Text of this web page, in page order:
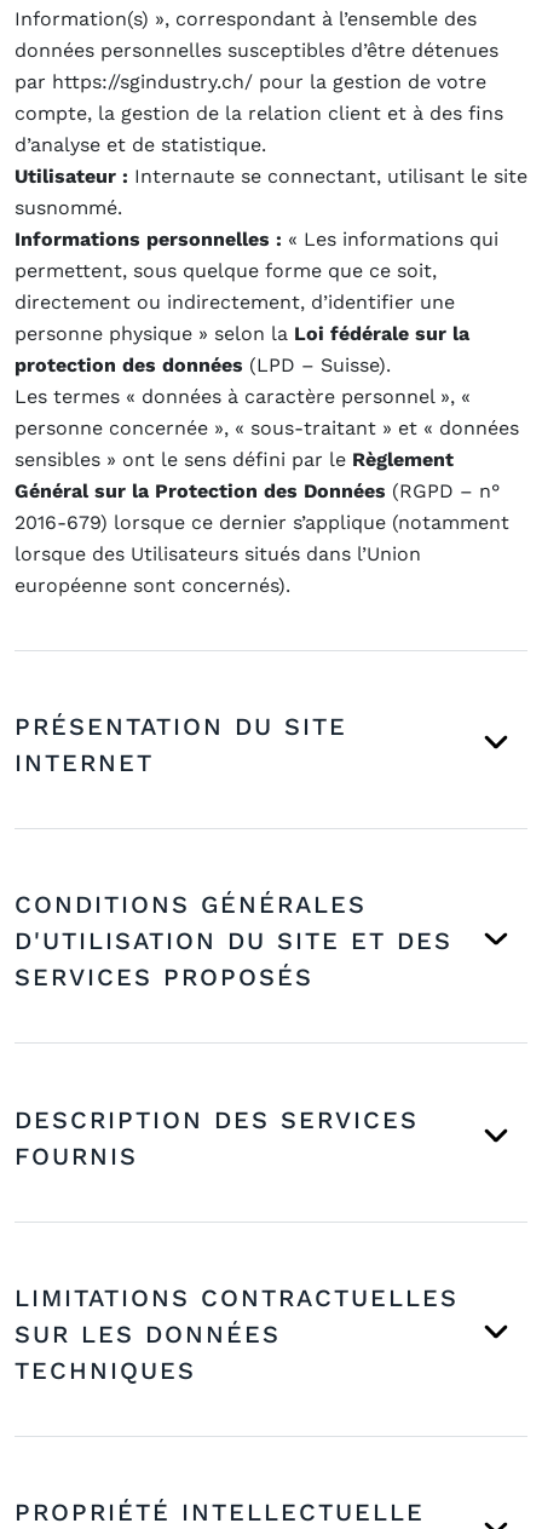
Information(s) », correspondant à l’ensemble des
données personnelles susceptibles d’être détenues
par https://sgindustry.ch/ pour la gestion de votre
compte, la gestion de la relation client et à des fins
d’analyse et de statistique.
Utilisateur : Internaute se connectant, utilisant le site
susnommé.
Informations personnelles : « Les informations qui
permettent, sous quelque forme que ce soit,
directement ou indirectement, d’identifier une
personne physique » selon la Loi fédérale sur la
protection des données (LPD – Suisse).
Les termes « données à caractère personnel », «
personne concernée », « sous-traitant » et « données
sensibles » ont le sens défini par le Règlement
Général sur la Protection des Données (RGPD – n°
2016-679) lorsque ce dernier s’applique (notamment
lorsque des Utilisateurs situés dans l’Union
européenne sont concernés).
PRÉSENTATION DU SITE
INTERNET
CONDITIONS GÉNÉRALES
D'UTILISATION DU SITE ET DES
SERVICES PROPOSÉS
DESCRIPTION DES SERVICES
FOURNIS
LIMITATIONS CONTRACTUELLES
SUR LES DONNÉES
TECHNIQUES
PROPRIÉTÉ INTELLECTUELLE